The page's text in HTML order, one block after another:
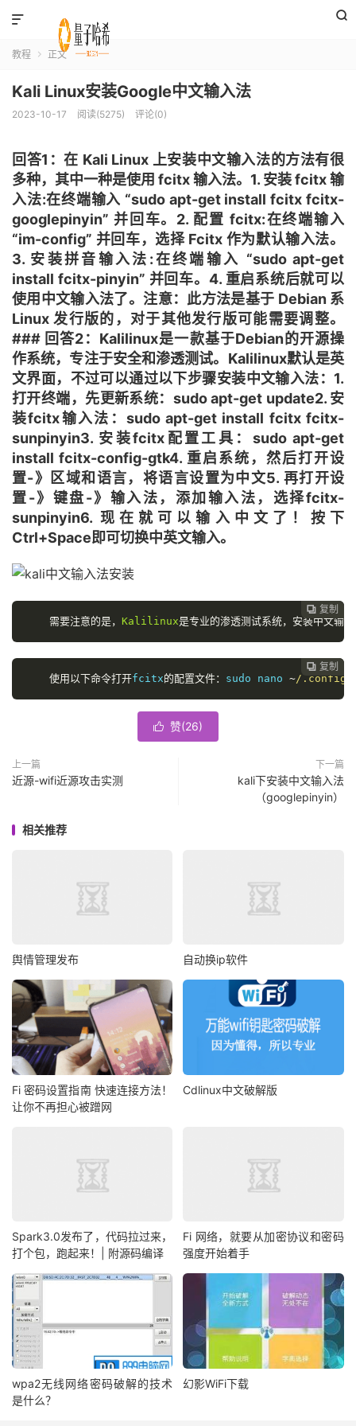


教程  正文
Kali Linux安装Google中文输入法
2023-10-17 阅读(5275) 评论(0)
回答1：在 Kali Linux 上安装中文输入法的方法有很
多种，其中一种是使用 fcitx 输入法。1. 安装 fcitx 输
入法:在终端输入 “sudo apt-get install fcitx fcitx-
googlepinyin” 并回车。2. 配置 fcitx:在终端输入
“im-config” 并回车，选择 Fcitx 作为默认输入法。
3. 安装拼音输入法:在终端输入 “sudo apt-get
install fcitx-pinyin” 并回车。4. 重启系统后就可以
使用中文输入法了。注意：此方法是基于 Debian 系
Linux 发行版的，对于其他发行版可能需要调整。
### 回答2：Kalilinux是一款基于Debian的开源操
作系统，专注于安全和渗透测试。Kalilinux默认是英
文界面，不过可以通过以下步骤安装中文输入法：1.
打开终端，先更新系统：sudo apt-get update2. 安
装fcitx输入法：sudo apt-get install fcitx fcitx-
sunpinyin3. 安装fcitx配置工具：sudo apt-get
install fcitx-config-gtk4. 重启系统，然后打开设
置-》区域和语言，将语言设置为中文5. 再打开设
置-》键盘-》输入法，添加输入法，选择fcitx-
sunpinyin6. 现在就可以输入中文了！按下
Ctrl+Space即可切换中英文输入。
 复制
需要注意的是， Kalilinux是专业的渗透测试系统，安装中文输
 复制
使用以下命令打开fcitx的配置文件： sudo nano ~/.config/
 赞(26)
上一篇
近源-wifi近源攻击实测
下一篇
kali下安装中文输入法
（googlepinyin）
相关推荐
舆情管理发布 自动换ip软件
Fi 密码设置指南 快速连接方法！
让你不再担心被蹭网
Cdlinux中文破解版
Spark3.0发布了，代码拉过来，
打个包，跑起来！| 附源码编译
Fi 网络，就要从加密协议和密码
强度开始着手
wpa2无线网络密码破解的技术
是什么？
幻影WiFi下载